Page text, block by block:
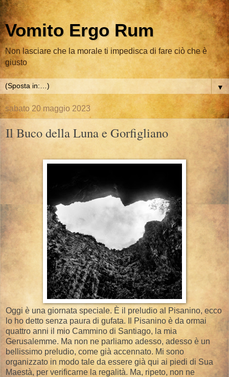
Vomito Ergo Rum
Non lasciare che la morale ti impedisca di fare ciò che è
giusto
▼
sabato 20 maggio 2023
Il Buco della Luna e Gorfigliano
Oggi è una giornata speciale. È il preludio al Pisanino, ecco
lo ho detto senza paura di gufata. Il Pisanino è da ormai
quattro anni il mio Cammino di Santiago, la mia
Gerusalemme. Ma non ne parliamo adesso, adesso è un
bellissimo preludio, come già accennato. Mi sono
organizzato in modo tale da essere già qui ai piedi di Sua
Maestà, per verificarne la regalità. Ma, ripeto, non ne